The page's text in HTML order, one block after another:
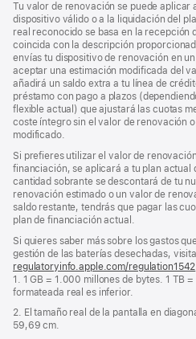
Tu valor de renovación se puede aplicar
dispositivo válido o a la liquidación del
real reconocido se basa en la recepción
coincida con la descripción
envías tu dispositivo de renovación en
aceptar una estimación modificada del
añadirá un saldo extra a tu línea de
préstamo con pago a plazos
flexible actual) que ajustará las cuotas
coste íntegro sin el valor de renovación
modificado.
Si prefieres utilizar el valor de
financiación, se aplicará a tu plan actual
cantidad sobrante se descontará de tu
renovación estimado o un valor de
saldo restante, tendrás que pagar las
plan de financiación actual.
Si quieres saber más sobre los gastos
gestión de las baterías desechadas, visita
regulatoryinfo.apple.com/regulation1542
1. 1 GB = 1.000 millones de bytes. 1 TB
formateada real es inferior.
2. El tamaño real de la pantalla en
59,69 cm.